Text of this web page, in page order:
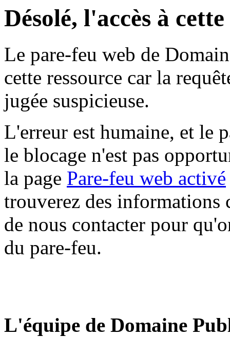
Désolé, l'accès à
Le pare-feu web de
cette ressource car la
jugée suspicieuse.
L'erreur est humaine, et le
le blocage n'est pas
la page Pare-feu web activé
trouverez des informations
de nous contacter pour
du pare-feu.
L'équipe de Domaine